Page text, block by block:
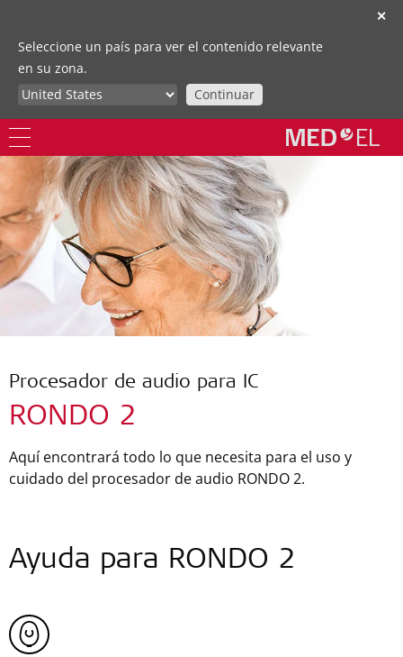
✕
Seleccione un país para ver el contenido relevante
en su zona.
Continuar
Procesador de audio para IC
RONDO 2
Aquí encontrará todo lo que necesita para el uso y
cuidado del procesador de audio RONDO 2.
Ayuda para RONDO 2